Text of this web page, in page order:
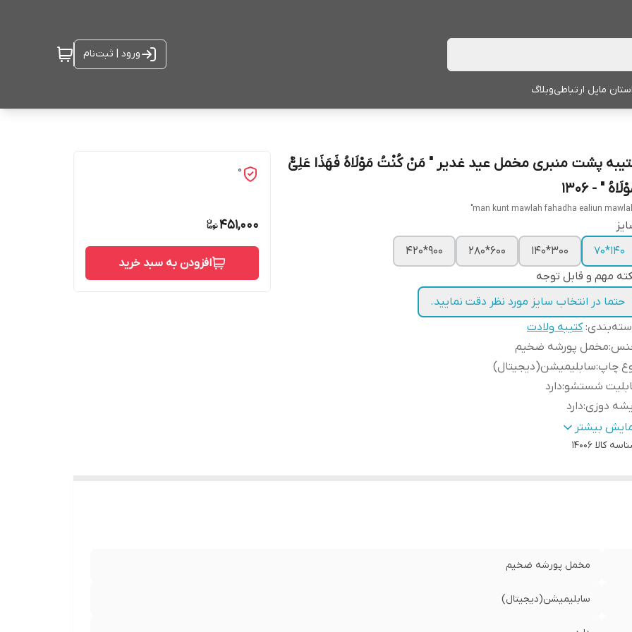
ورود | ثبت‌نام
ماپل ارتباطیوبلاگ
پشت منبری مخمل عید غدیر " مَنْ کُنْتُ مَوْلَاهُ فَهَذَا عَلِیٌّ
" - 1306
140*70
300*140
600*280
900*420
مهم و قابل توجه
حتما در انتخاب سایز مورد نظر دقت نمایید.
:کتیبه ولادت
:مخمل پورشه ضخیم
چاپ:سابلیمیشن(دیجیتال)
شستشو:دارد
دوزی:دارد
سازنده: ایران
به سراسر کشور
بیشتر
کالا 14006
0
451,000
افزودن به سبد خرید
مخمل پورشه ضخیم
سابلیمیشن(دیجیتال)